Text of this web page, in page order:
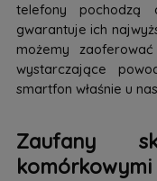
telefony pochodzą
gwarantuje ich
możemy
wystarczające
smartfon właśnie u
Zaufany
komórkowymi